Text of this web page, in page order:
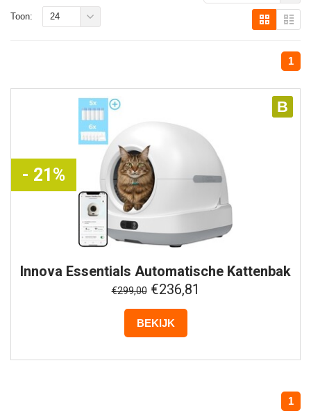
1
Toon: 24
B
- 21%
Innova Essentials Automatische Kattenbak
Pro XXL
€299,00€236,81
BEKIJK
1